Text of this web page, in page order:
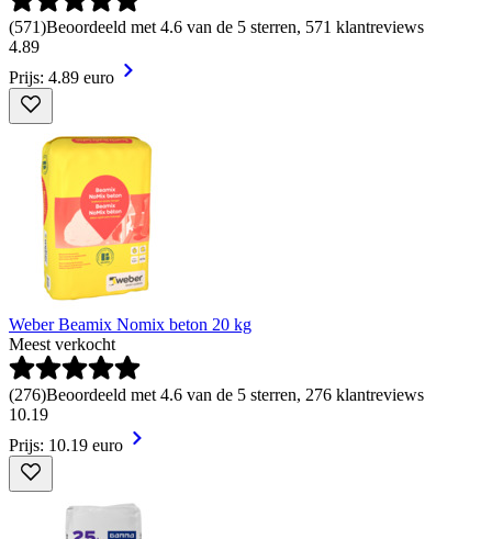
(571)Beoordeeld met 4.6 van de 5 sterren, 571 klantreviews
4.89
Prijs: 4.89 euro
Weber Beamix Nomix beton 20 kg
Meest verkocht
(276)Beoordeeld met 4.6 van de 5 sterren, 276 klantreviews
10.19
Prijs: 10.19 euro